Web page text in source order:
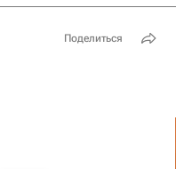
Поделиться